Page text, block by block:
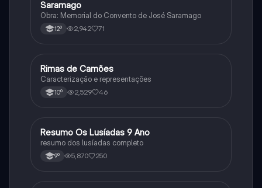
Saramago
Obra: Memorial do Convento de José Saramago
12º 2,942 71
Português
Rimas de Camões
Caracterização e representações
10º 2,529 46
Português
Resumo Os Lusíadas 9 Ano
resumo dos lusíadas completo
9º 5,870 250